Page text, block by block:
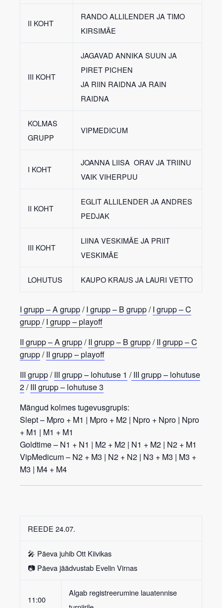
II KOHT
RANDO ALLILENDER JA TIMO
KIRSIMÄE
III KOHT
JAGAVAD ANNIKA SUUN JA
PIRET PICHEN
JA RIIN RAIDNA JA RAIN
RAIDNA
KOLMAS
GRUPP
VIPMEDICUM
I KOHT
JOANNA LIISA ORAV JA TRIINU
VAIK VIHERPUU
II KOHT
EGLIT ALLILENDER JA ANDRES
PEDJAK
III KOHT
LIINA VESKIMÄE JA PRIIT
VESKIMÄE
LOHUTUS KAUPO KRAUS JA LAURI VETTO
I grupp – A grupp/I grupp – B grupp/I grupp – C
grupp/I grupp – playoff
II grupp – A grupp/II grupp – B grupp/II grupp – C
grupp/II grupp – playoff
III grupp/III grupp – lohutuse 1 /III grupp – lohutuse
2/III grupp – lohutuse 3
Mängud kolmes tugevusgrupis:
Slept– Mpro + M1 | Mpro + M2 | Npro + Npro | Npro
+ M1 | M1 + M1
Goldtime– N1 + N1 | M2 + M2 | N1 + M2 | N2 + M1
VipMedicum– N2 + M3 | N2 + N2 | N3 + M3 | M3 +
M3 | M4 + M4
REEDE 24.07.
🎤 Päeva juhibOtt Kiivikas
📷 Päeva jäädvustab Evelin Virnas
11:00
Algab registreerumine lauatennise